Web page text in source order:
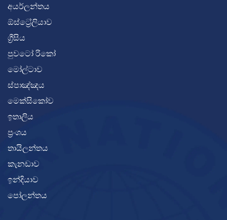
අයර්ලන්තය
ඕස්ට්‍රේලියාව
ග්‍රීසිය
පුවටෝ රිකෝ
මෝල්ටාව
ස්පාඤ්ඤය
මෙක්සිකෝව
ඉතාලිය
ප්‍රංශය
තායිලන්තය
කැනඩාව
ඉන්දියාව
පෝලන්තය